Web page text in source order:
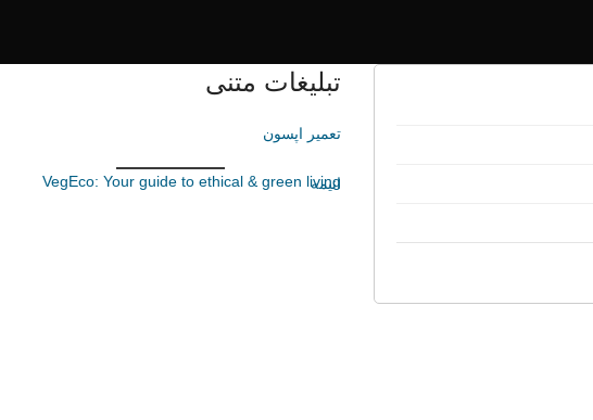
تبلیغات متنی
تعمیر اپسون
VegEco: Your guide to ethical & green living
انیمه